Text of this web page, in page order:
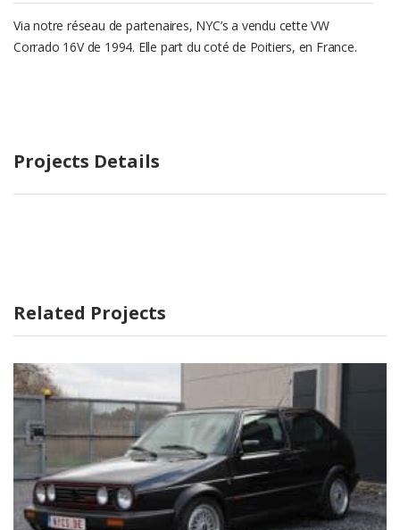
Via notre réseau de partenaires, NYC’s a vendu cette VW
Corrado 16V de 1994. Elle part du coté de Poitiers, en France.
Projects Details
Related Projects